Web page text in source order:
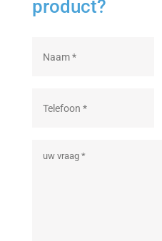
product?